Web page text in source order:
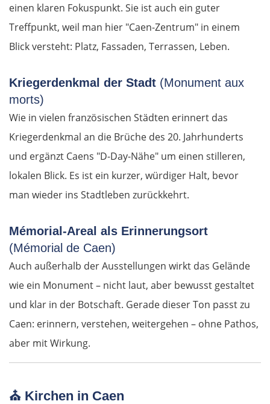
einen klaren Fokuspunkt. Sie ist auch ein guter
Treffpunkt, weil man hier "Caen-Zentrum" in einem
Blick versteht: Platz, Fassaden, Terrassen, Leben.
Kriegerdenkmal der Stadt (Monument aux
morts)
Wie in vielen französischen Städten erinnert das
Kriegerdenkmal an die Brüche des 20. Jahrhunderts
und ergänzt Caens "D-Day-Nähe" um einen stilleren,
lokalen Blick. Es ist ein kurzer, würdiger Halt, bevor
man wieder ins Stadtleben zurückkehrt.
Mémorial-Areal als Erinnerungsort
(Mémorial de Caen)
Auch außerhalb der Ausstellungen wirkt das Gelände
wie ein Monument – nicht laut, aber bewusst gestaltet
und klar in der Botschaft. Gerade dieser Ton passt zu
Caen: erinnern, verstehen, weitergehen – ohne Pathos,
aber mit Wirkung.
⛪ Kirchen in Caen
Cham
Regensburg
Ingolstadt
Pfaffenhofen an der Ilm
Rosenheim
Salzburg
Linz
Amstetten